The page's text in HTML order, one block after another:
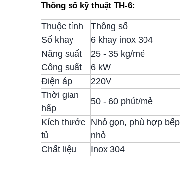
Thông số kỹ thuật TH-6:
Thuộc tính
Thông số
Số khay
6 khay inox 304
Năng suất
25 - 35 kg/mẻ
Công suất
6 kW
Điện áp
220V
Thời gian
hấp
50 - 60 phút/mẻ
Kích thước
tủ
Nhỏ gọn, phù hợp bếp
nhỏ
Chất liệu
Inox 304